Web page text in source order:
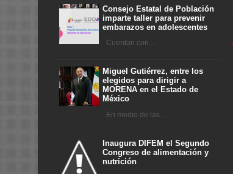
Consejo Estatal de Población
imparte taller para prevenir
embarazos en adolescentes
Cuentan con ...
Miguel Gutiérrez, entre los
elegidos para dirigir a
MORENA en el Estado de
México
En medio de las ...
Inaugura DIFEM el Segundo
Congreso de alimentación y
nutrición